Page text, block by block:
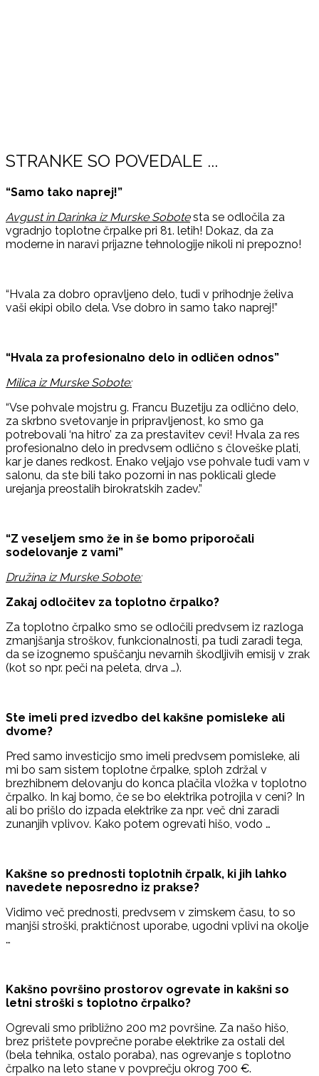
STRANKE SO POVEDALE ...
“Samo tako naprej!”
Avgust in Darinka iz Murske Sobote sta se odločila za
vgradnjo toplotne črpalke pri 81. letih! Dokaz, da za
moderne in naravi prijazne tehnologije nikoli ni prepozno!
“Hvala za dobro opravljeno delo, tudi v prihodnje želiva
vaši ekipi obilo dela. Vse dobro in samo tako naprej!”
“Hvala za profesionalno delo in odličen odnos”
Milica iz Murske Sobote:
“Vse pohvale mojstru g. Francu Buzetiju za odlično delo,
za skrbno svetovanje in pripravljenost, ko smo ga
potrebovali ‘na hitro’ za za prestavitev cevi! Hvala za res
profesionalno delo in predvsem odlično s človeške plati,
kar je danes redkost. Enako veljajo vse pohvale tudi vam v
salonu, da ste bili tako pozorni in nas poklicali glede
urejanja preostalih birokratskih zadev.”
“Z veseljem smo že in še bomo priporočali
sodelovanje z vami”
Družina iz Murske Sobote:
Zakaj odločitev za toplotno črpalko?
Za toplotno črpalko smo se odločili predvsem iz razloga
zmanjšanja stroškov, funkcionalnosti, pa tudi zaradi tega,
da se izognemo spuščanju nevarnih škodljivih emisij v zrak
(kot so npr. peči na peleta, drva …).
Ste imeli pred izvedbo del kakšne pomisleke ali
dvome?
Pred samo investicijo smo imeli predvsem pomisleke, ali
mi bo sam sistem toplotne črpalke, sploh zdržal v
brezhibnem delovanju do konca plačila vložka v toplotno
črpalko. In kaj bomo, če se bo elektrika potrojila v ceni? In
ali bo prišlo do izpada elektrike za npr. več dni zaradi
zunanjih vplivov. Kako potem ogrevati hišo, vodo …
Kakšne so prednosti toplotnih črpalk, ki jih lahko
navedete neposredno iz prakse?
Vidimo več prednosti, predvsem v zimskem času, to so
manjši stroški, praktičnost uporabe, ugodni vplivi na okolje
…
Kakšno površino prostorov ogrevate in kakšni so
letni stroški s toplotno črpalko?
Ogrevali smo približno 200 m2 površine. Za našo hišo,
brez prištete povprečne porabe elektrike za ostali del
(bela tehnika, ostalo poraba), nas ogrevanje s toplotno
črpalko na leto stane v povprečju okrog 700 €.